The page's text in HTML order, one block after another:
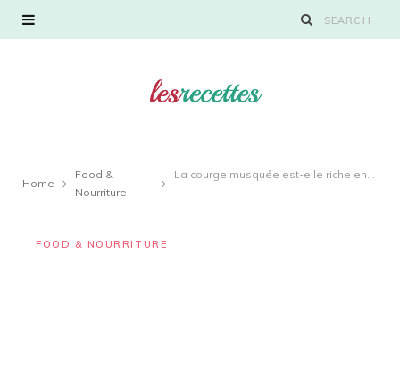
Home
Food &
Nourriture
La courge musquée est-elle riche en amidon?
FOOD & NOURRITURE